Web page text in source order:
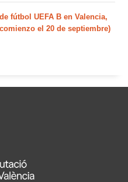
fútbol UEFA B en Valencia,
el 20 de septiembre)